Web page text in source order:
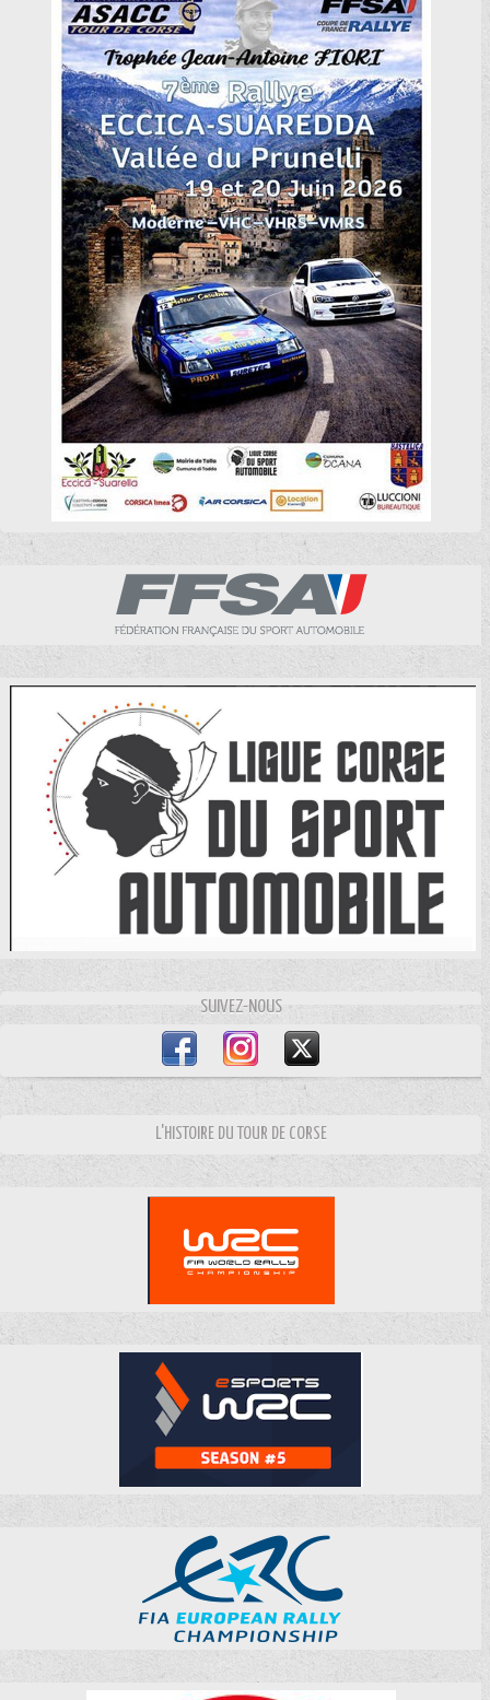
SUIVEZ-NOUS
L'HISTOIRE DU TOUR DE CORSE